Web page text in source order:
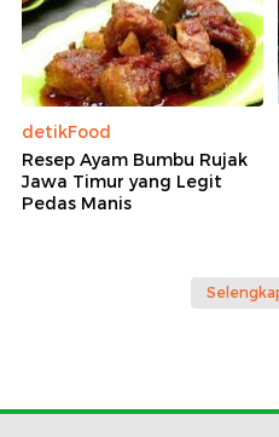
detikFood
Resep Ayam Bumbu Rujak
Jawa Timur yang Legit
Pedas Manis